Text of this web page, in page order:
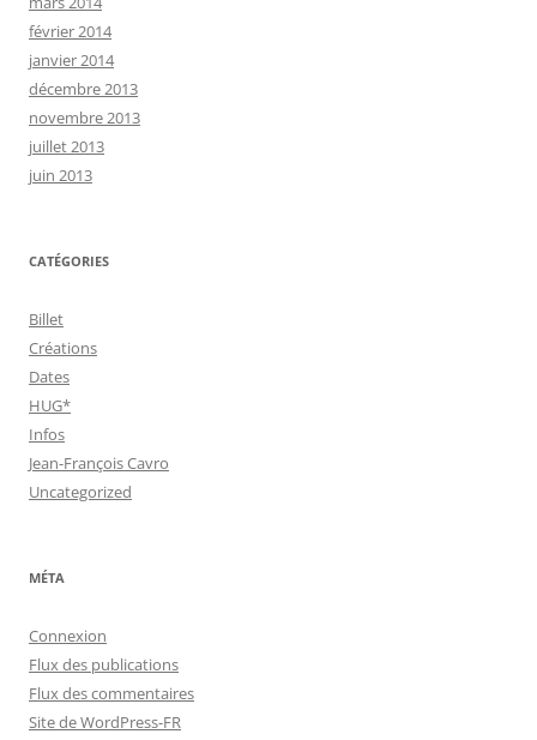
février 2014
janvier 2014
décembre 2013
novembre 2013
juillet 2013
juin 2013
CATÉGORIES
Billet
Créations
Dates
HUG*
Infos
Jean-François Cavro
Uncategorized
MÉTA
Connexion
Flux des publications
Flux des commentaires
Site de WordPress-FR